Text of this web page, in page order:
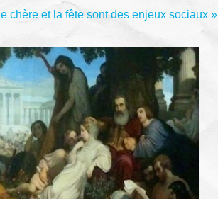
chère et la fête sont des enjeux sociaux »